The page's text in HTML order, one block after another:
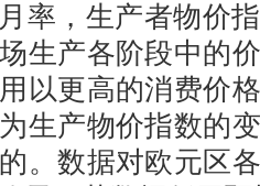
，生产者物价指
生产各阶段中的
以更高的消费价
生产物价指数的
。数据对欧元区